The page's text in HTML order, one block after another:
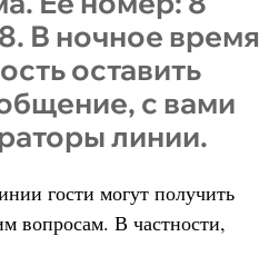
В ночное время
оставить
с вами
линии.
гости могут получить
вопросам. В частности,